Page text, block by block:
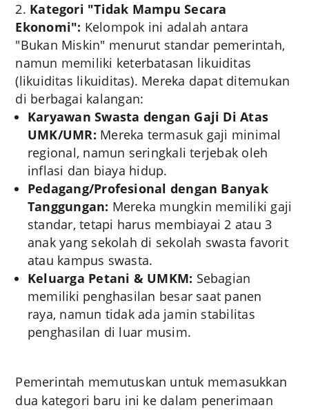
Kategori "Tidak Mampu Secara
Ekonomi": Kelompok ini adalah antara
"Bukan Miskin" menurut standar pemerintah,
namun memiliki keterbatasan likuiditas
(likuiditas likuiditas). Mereka dapat ditemukan
di berbagai kalangan:
Karyawan Swasta dengan Gaji Di Atas
UMK/UMR: Mereka termasuk gaji minimal
regional, namun seringkali terjebak oleh
inflasi dan biaya hidup.
Pedagang/Profesional dengan Banyak
Tanggungan: Mereka mungkin memiliki gaji
standar, tetapi harus membiayai 2 atau 3
anak yang sekolah di sekolah swasta favorit
atau kampus swasta.
Keluarga Petani & UMKM: Sebagian
memiliki penghasilan besar saat panen
raya, namun tidak ada jamin stabilitas
penghasilan di luar musim.
Pemerintah memutuskan untuk memasukkan
dua kategori baru ini ke dalam penerimaan